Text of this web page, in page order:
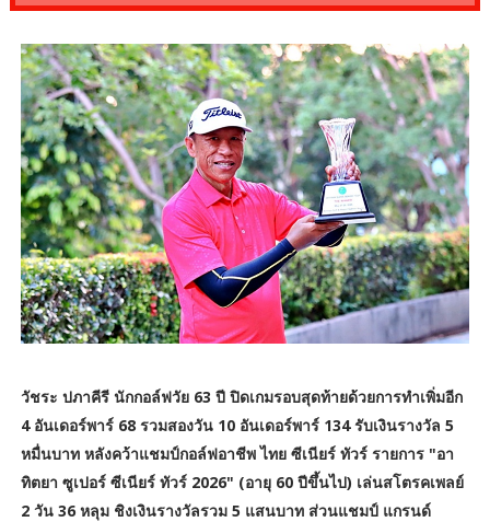
วัชระ ปภาคีรี นักกอล์ฟวัย 63 ปี ปิดเกมรอบสุดท้ายด้วยการทำเพิ่มอีก
4 อันเดอร์พาร์ 68 รวมสองวัน 10 อันเดอร์พาร์ 134 รับเงินรางวัล 5
หมื่นบาท หลังคว้าแชมป์กอล์ฟอาชีพ ไทย ซีเนียร์ ทัวร์ รายการ "อา
ทิตยา ซูเปอร์ ซีเนียร์ ทัวร์ 2026" (อายุ 60 ปีขึ้นไป) เล่นสโตรคเพลย์
2 วัน 36 หลุม ชิงเงินรางวัลรวม 5 แสนบาท ส่วนแชมป์ แกรนด์